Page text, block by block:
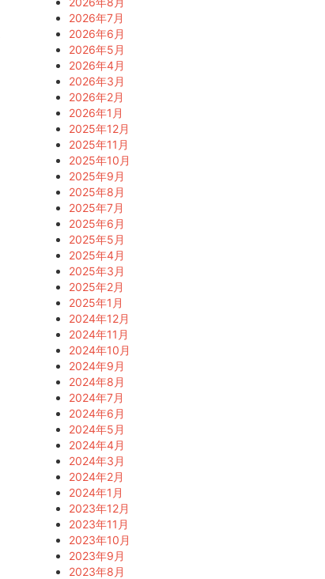
2026年7月
2026年6月
2026年5月
2026年4月
2026年3月
2026年2月
2026年1月
2025年12月
2025年11月
2025年10月
2025年9月
2025年8月
2025年7月
2025年6月
2025年5月
2025年4月
2025年3月
2025年2月
2025年1月
2024年12月
2024年11月
2024年10月
2024年9月
2024年8月
2024年7月
2024年6月
2024年5月
2024年4月
2024年3月
2024年2月
2024年1月
2023年12月
2023年11月
2023年10月
2023年9月
2023年8月